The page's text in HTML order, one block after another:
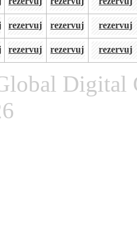
rezervuj rezervuj
rezervuj
rezervuj rezervuj rezervuj